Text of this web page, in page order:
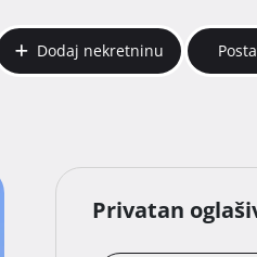
Dodaj nekretninu
Privatan